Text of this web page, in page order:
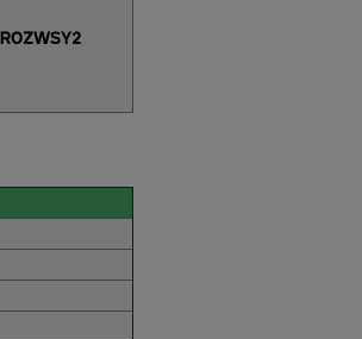
ROZWSY2